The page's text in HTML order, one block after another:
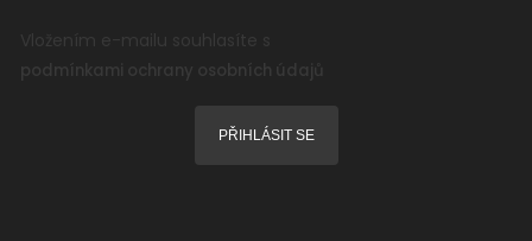
Vložením e-mailu souhlasíte s
podmínkami ochrany osobních údajů
PŘIHLÁSIT SE